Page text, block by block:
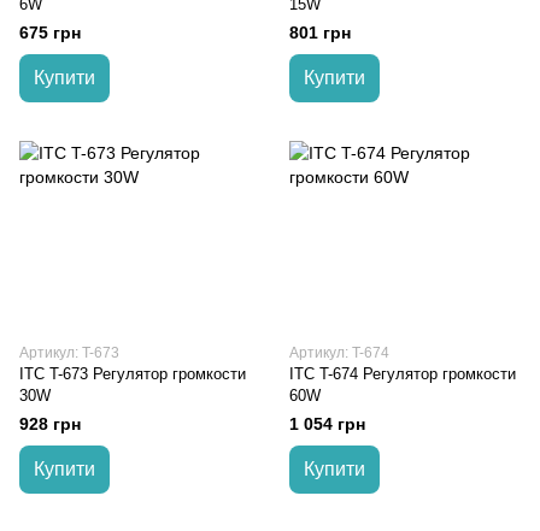
6W
675 грн
Купити
15W
801 грн
Купити
Артикул: T-673
ITC T-673 Регулятор громкости
30W
928 грн
Купити
Артикул: T-674
ITC T-674 Регулятор громкости
60W
1 054 грн
Купити